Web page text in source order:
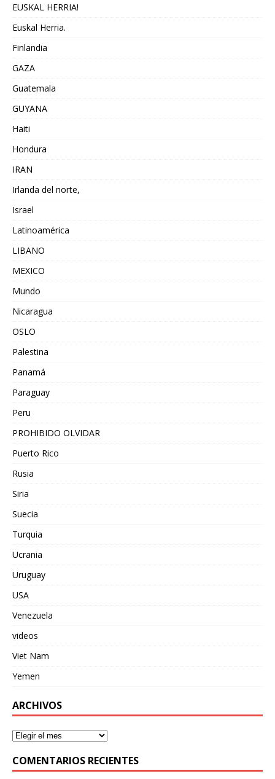
EUSKAL HERRIA!
Euskal Herria.
Finlandia
GAZA
Guatemala
GUYANA
Haiti
Hondura
IRAN
Irlanda del norte,
Israel
Latinoamérica
LIBANO
MEXICO
Mundo
Nicaragua
OSLO
Palestina
Panamá
Paraguay
Peru
PROHIBIDO OLVIDAR
Puerto Rico
Rusia
Siria
Suecia
Turquia
Ucrania
Uruguay
USA
Venezuela
videos
Viet Nam
Yemen
ARCHIVOS
COMENTARIOS RECIENTES